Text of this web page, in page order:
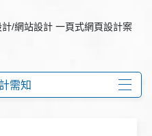
/網站設計 一頁式網頁設計案
需知